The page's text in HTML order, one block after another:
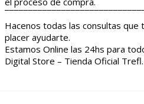
Hacenos todas las consultas
placer ayudarte.
Estamos Online las 24hs para
Digital Store – Tienda Oficial Trefl.